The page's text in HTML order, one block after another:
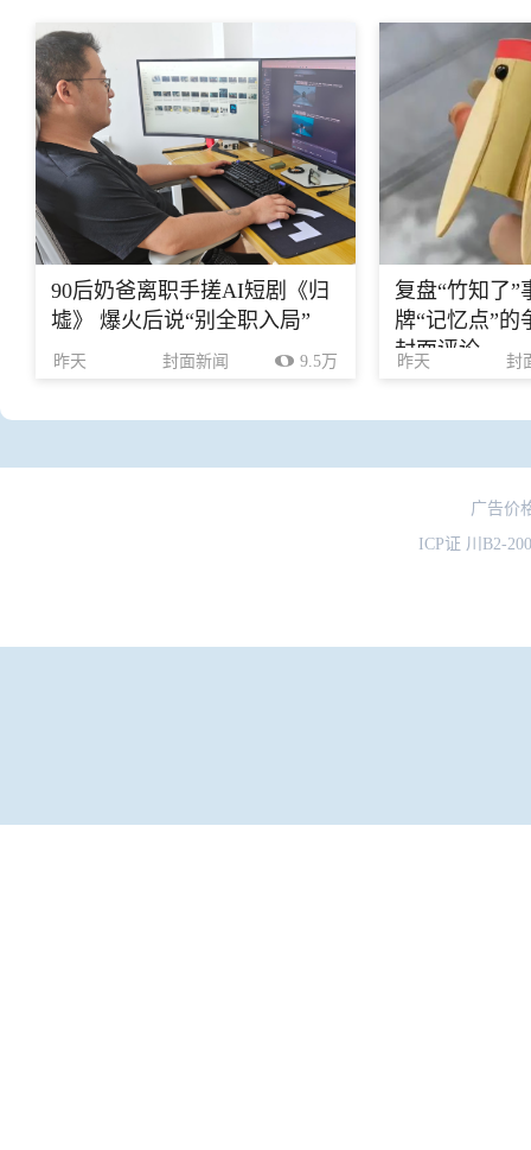
90后奶爸离职手搓AI短剧《归
墟》 爆火后说“别全职入局”
昨天 封面新闻 9.5万
复盘“竹知了”
牌“记忆点”的
封面评论
昨天 封
广告价
ICP证 川B2-